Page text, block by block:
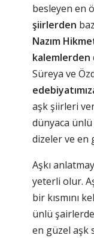
besleyen en
şiirlerden
Nazım
kalemlerden
Süreya ve
aşk şiirleri
dünyaca
dizeler ve en
Aşkı
yeterli olur.
bir kısmını
ünlü
en güzel aşk